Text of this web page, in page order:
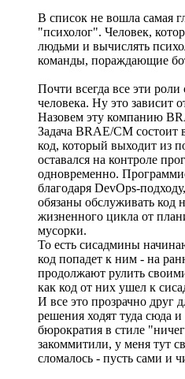
В список не вошла самая
"психолог". Человек,
людьми и вычислять
команды, пораждающие
Почти всегда все эти
человека. Ну это зависит
Назовем эту компанию
Задача BRAE/CM
код, который выходит из
оставался на контроле
одновременно.
благодаря DevOps-
обязаны обслуживать код
жизненного цикла от
мусорки.
То есть сисадмины
код попадет к ним - на
продолжают рулить
как код от них ушел к
И все это прозрачно друг
решения ходят туда сюда
бюрократия в стиле
закоммитили, у меня тут
сломалось - пусть сами и